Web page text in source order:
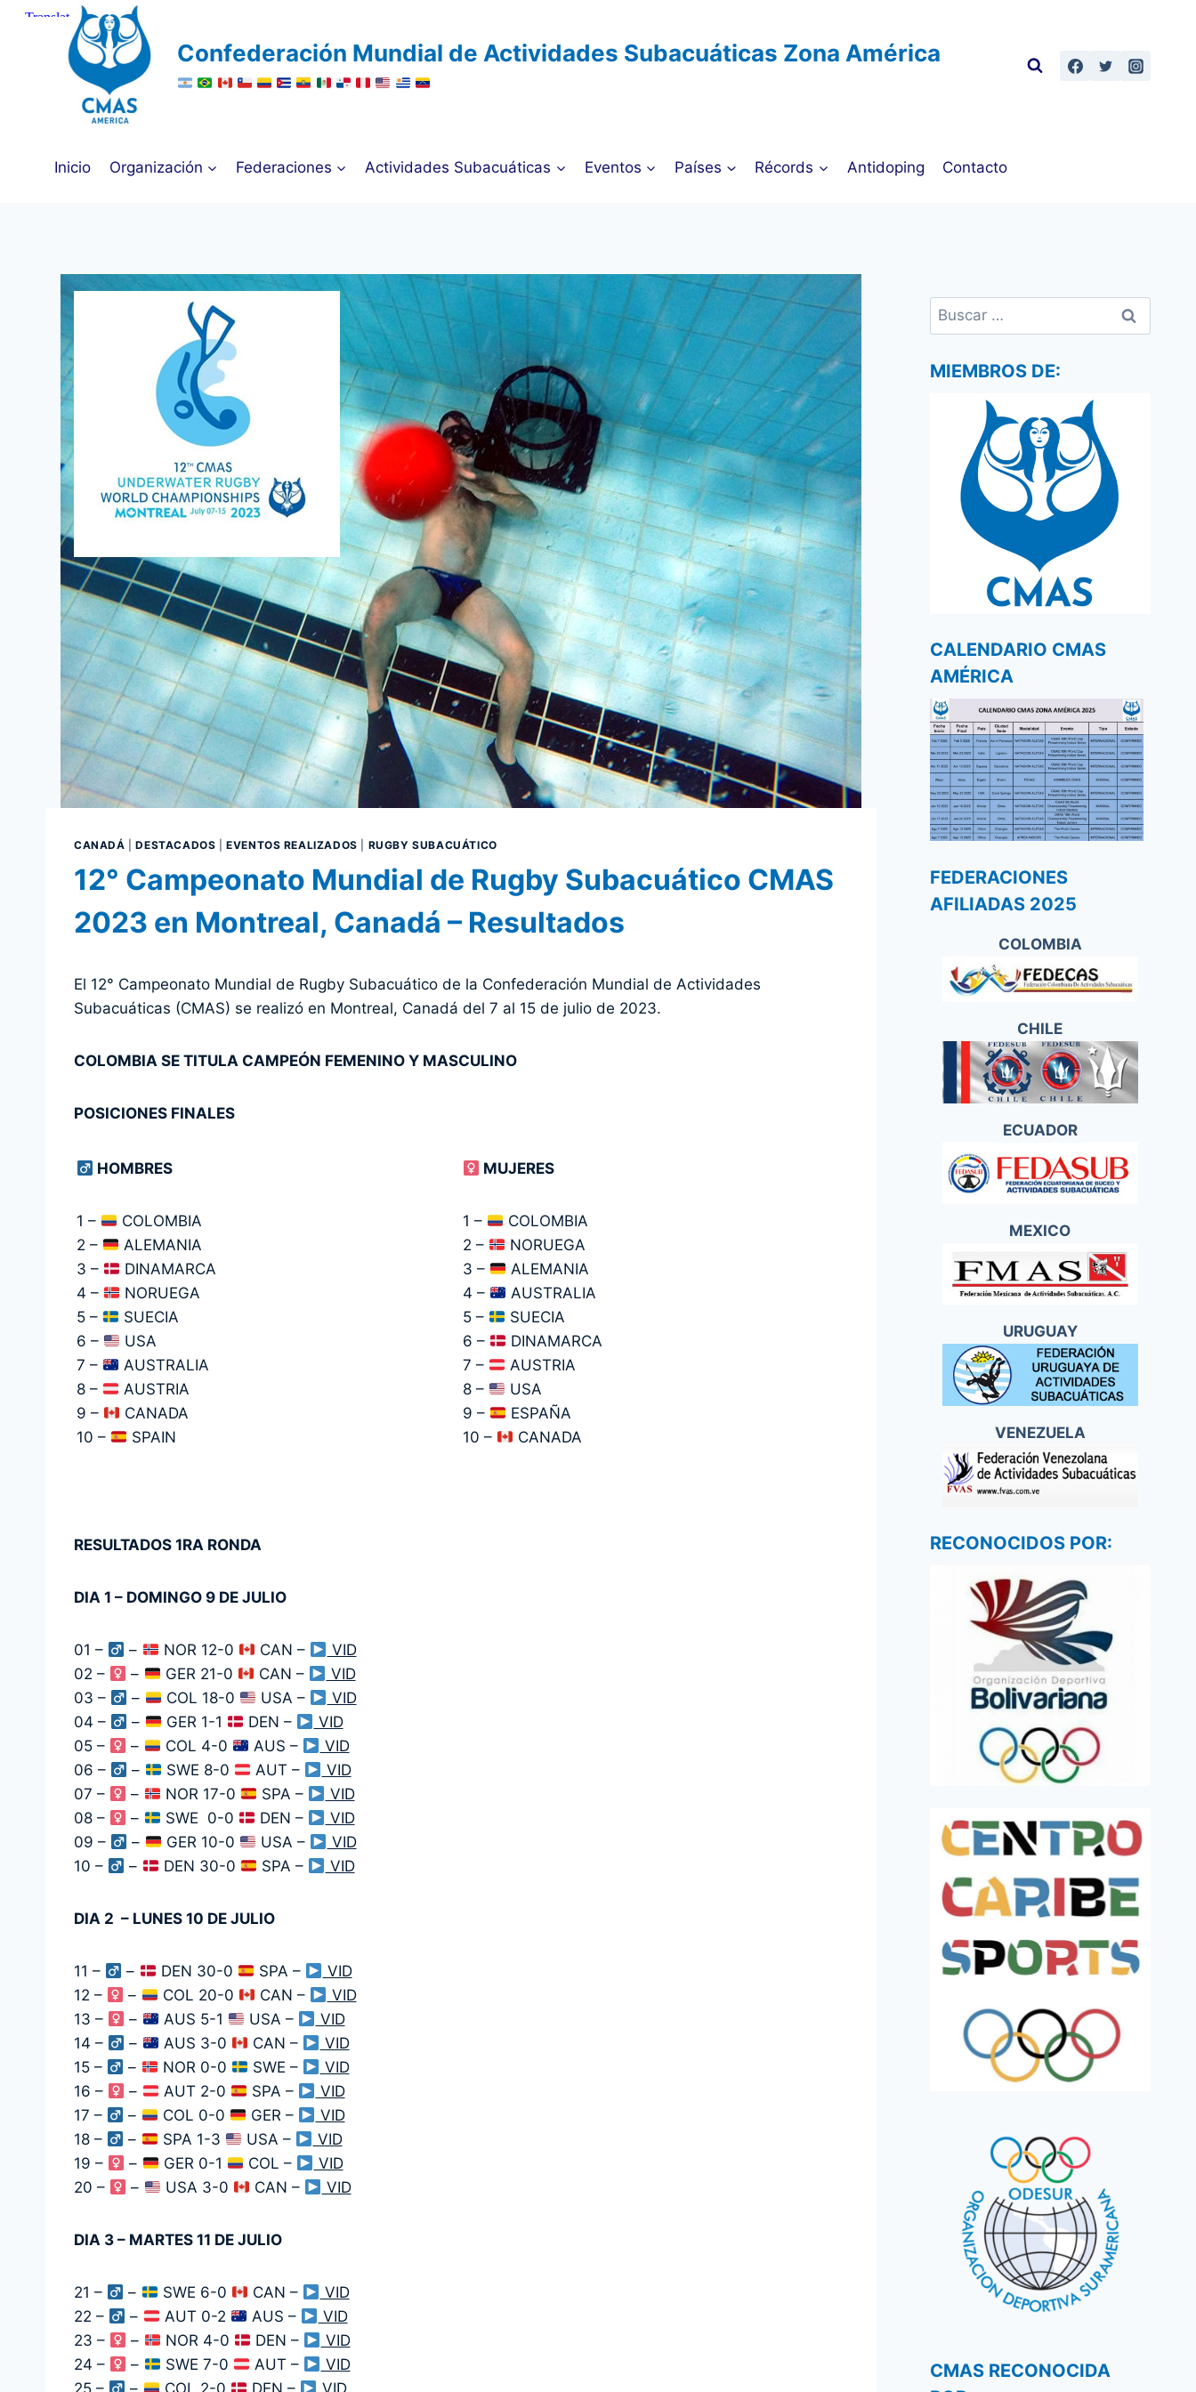
Saltar
contenido
Confederación Mundial de Actividades Subacuáticas Zona América
Inicio Organización Federaciones Actividades Subacuáticas Eventos Países Récords Antidoping Contacto
CANADÁ |DESTACADOS |EVENTOS REALIZADOS RUGBY SUBACUÁTICO
12° Campeonato Mundial de Rugby Subacuático CMAS
2023 en Montreal, Canadá – Resultados
El 12° Campeonato Mundial de Rugby Subacuático de la Confederación Mundial de Actividades
Subacuáticas (CMAS) se realizó en Montreal, Canadá del 7 al 15 de julio de 2023.
COLOMBIA SE TITULA CAMPEÓN FEMENINO Y MASCULINO
POSICIONES FINALES
HOMBRES
1 –
COLOMBIA
2 –
ALEMANIA
3 –
DINAMARCA
4 –
NORUEGA
5 –
SUECIA
6 –
USA
7 –
AUSTRALIA
8 –
AUSTRIA
9 –
CANADA
10 –
SPAIN
MUJERES
1 –
COLOMBIA
2 –
NORUEGA
3 –
ALEMANIA
4 –
AUSTRALIA
5 –
SUECIA
6 –
DINAMARCA
7 –
AUSTRIA
8 –
USA
9 –
ESPAÑA
10 –
CANADA
RESULTADOS 1RA RONDA
DIA 1 – DOMINGO 9 DE JULIO
01 – – NOR 12-0 CAN –
VID
02 –
– GER 21-0 CAN –
VID
03 –
– COL 18-0 USA –
VID
04 –
– GER 1-1 DEN –
VID
05 –
– COL 4-0 AUS –
VID
06 –
– SWE 8-0 AUT –
VID
07 –
– NOR 17-0 SPA –
VID
08 –
– SWE 0-0 DEN –
VID
09 –
– GER 10-0 USA –
VID
10 –
– DEN 30-0 SPA – VID
DIA 2 – LUNES 10 DE JULIO
11 – – DEN 30-0 SPA –
VID
12 –
– COL 20-0 CAN –
VID
13 –
– AUS 5-1 USA –
VID
14 –
– AUS 3-0 CAN –
VID
15 –
– NOR 0-0 SWE –
VID
16 –
– AUT 2-0 SPA –
VID
17 –
– COL 0-0 GER –
VID
18 –
– SPA 1-3 USA –
VID
19 –
– GER 0-1 COL –
VID
20 –
– USA 3-0 CAN – VID
DIA 3 – MARTES 11 DE JULIO
21 – – SWE 6-0 CAN –
VID
22 –
– AUT 0-2 AUS –
VID
23 –
– NOR 4-0 DEN –
VID
24 –
– SWE 7-0 AUT –
VID
25 –
– COL 2-0 DEN – VID
Buscar:
MIEMBROS DE:
CALENDARIO CMAS
AMÉRICA
FEDERACIONES
AFILIADAS 2025
COLOMBIA
CHILE
ECUADOR
MEXICO
URUGUAY
VENEZUELA
RECONOCIDOS POR:
CMAS RECONOCIDA